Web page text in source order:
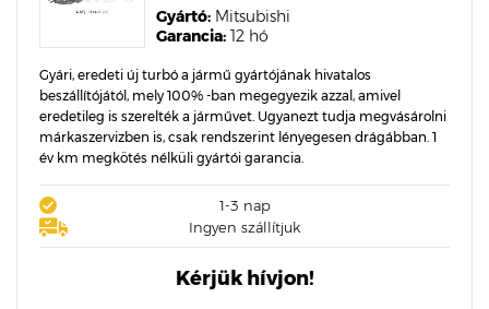
Garancia: 12 hó
Gyártó: Mitsubishi
Gyári, eredeti új turbó a jármű gyártójának hivatalos
beszállítójától, mely 100% -ban megegyezik azzal, amivel
eredetileg is szerelték a járművet. Ugyanezt tudja megvásárolni
márkaszervizben is, csak rendszerint lényegesen drágábban. 1
év km megkötés nélküli gyártói garancia.
1-3 nap
Ingyen szállítjuk
Kérjük hívjon!